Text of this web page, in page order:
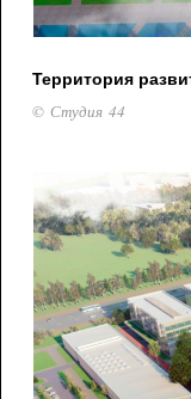
Территория
© Студия 44